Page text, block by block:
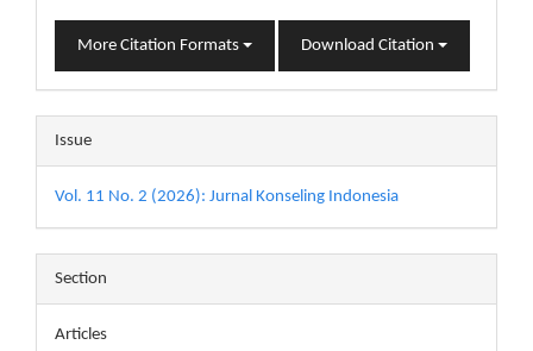
More Citation Formats Download Citation
Issue
Vol. 11 No. 2 (2026): Jurnal Konseling Indonesia
Section
Articles